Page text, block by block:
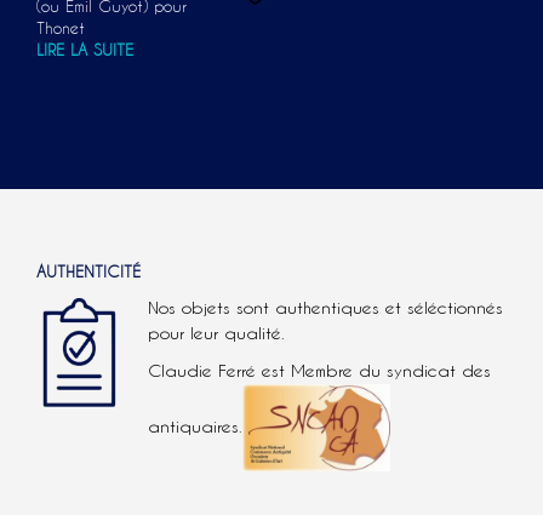
(ou Emil Guyot) pour
Thonet
LIRE LA SUITE
AUTHENTICITÉ
Nos objets sont authentiques et séléctionnés
pour leur qualité.
Claudie Ferré est Membre du syndicat des
antiquaires.